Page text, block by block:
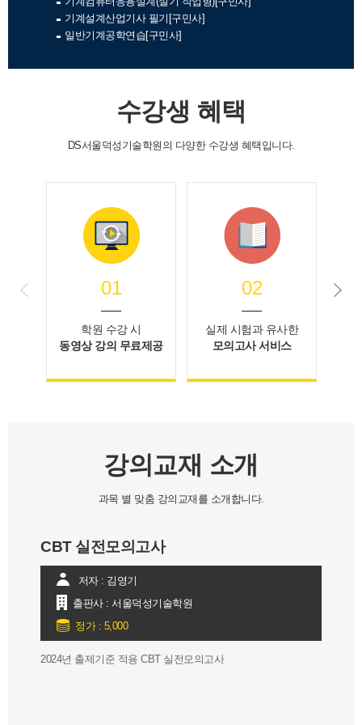
기계설계산업기사 필기[구민사]
일반기계공학연습[구민사]
수강생 혜택
DS서울덕성기술학원의 다양한 수강생 혜택입니다.
01
학원 수강 시
동영상 강의 무료제공
02
실제 시험과 유사한
모의고사 서비스
강의교재 소개
과목 별 맞춤 강의교재를 소개합니다.
CBT 실전모의고사
저자 : 김영기
출판사 : 서울덕성기술학원
정가 : 5,000
2024년 출제기준 적용 CBT 실전모의고사